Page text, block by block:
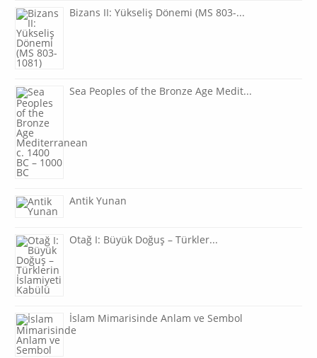
Bizans II: Yükseliş Dönemi (MS 803-...
Sea Peoples of the Bronze Age Medit...
Antik Yunan
Otağ I: Büyük Doğuş – Türkler...
İslam Mimarisinde Anlam ve Sembol